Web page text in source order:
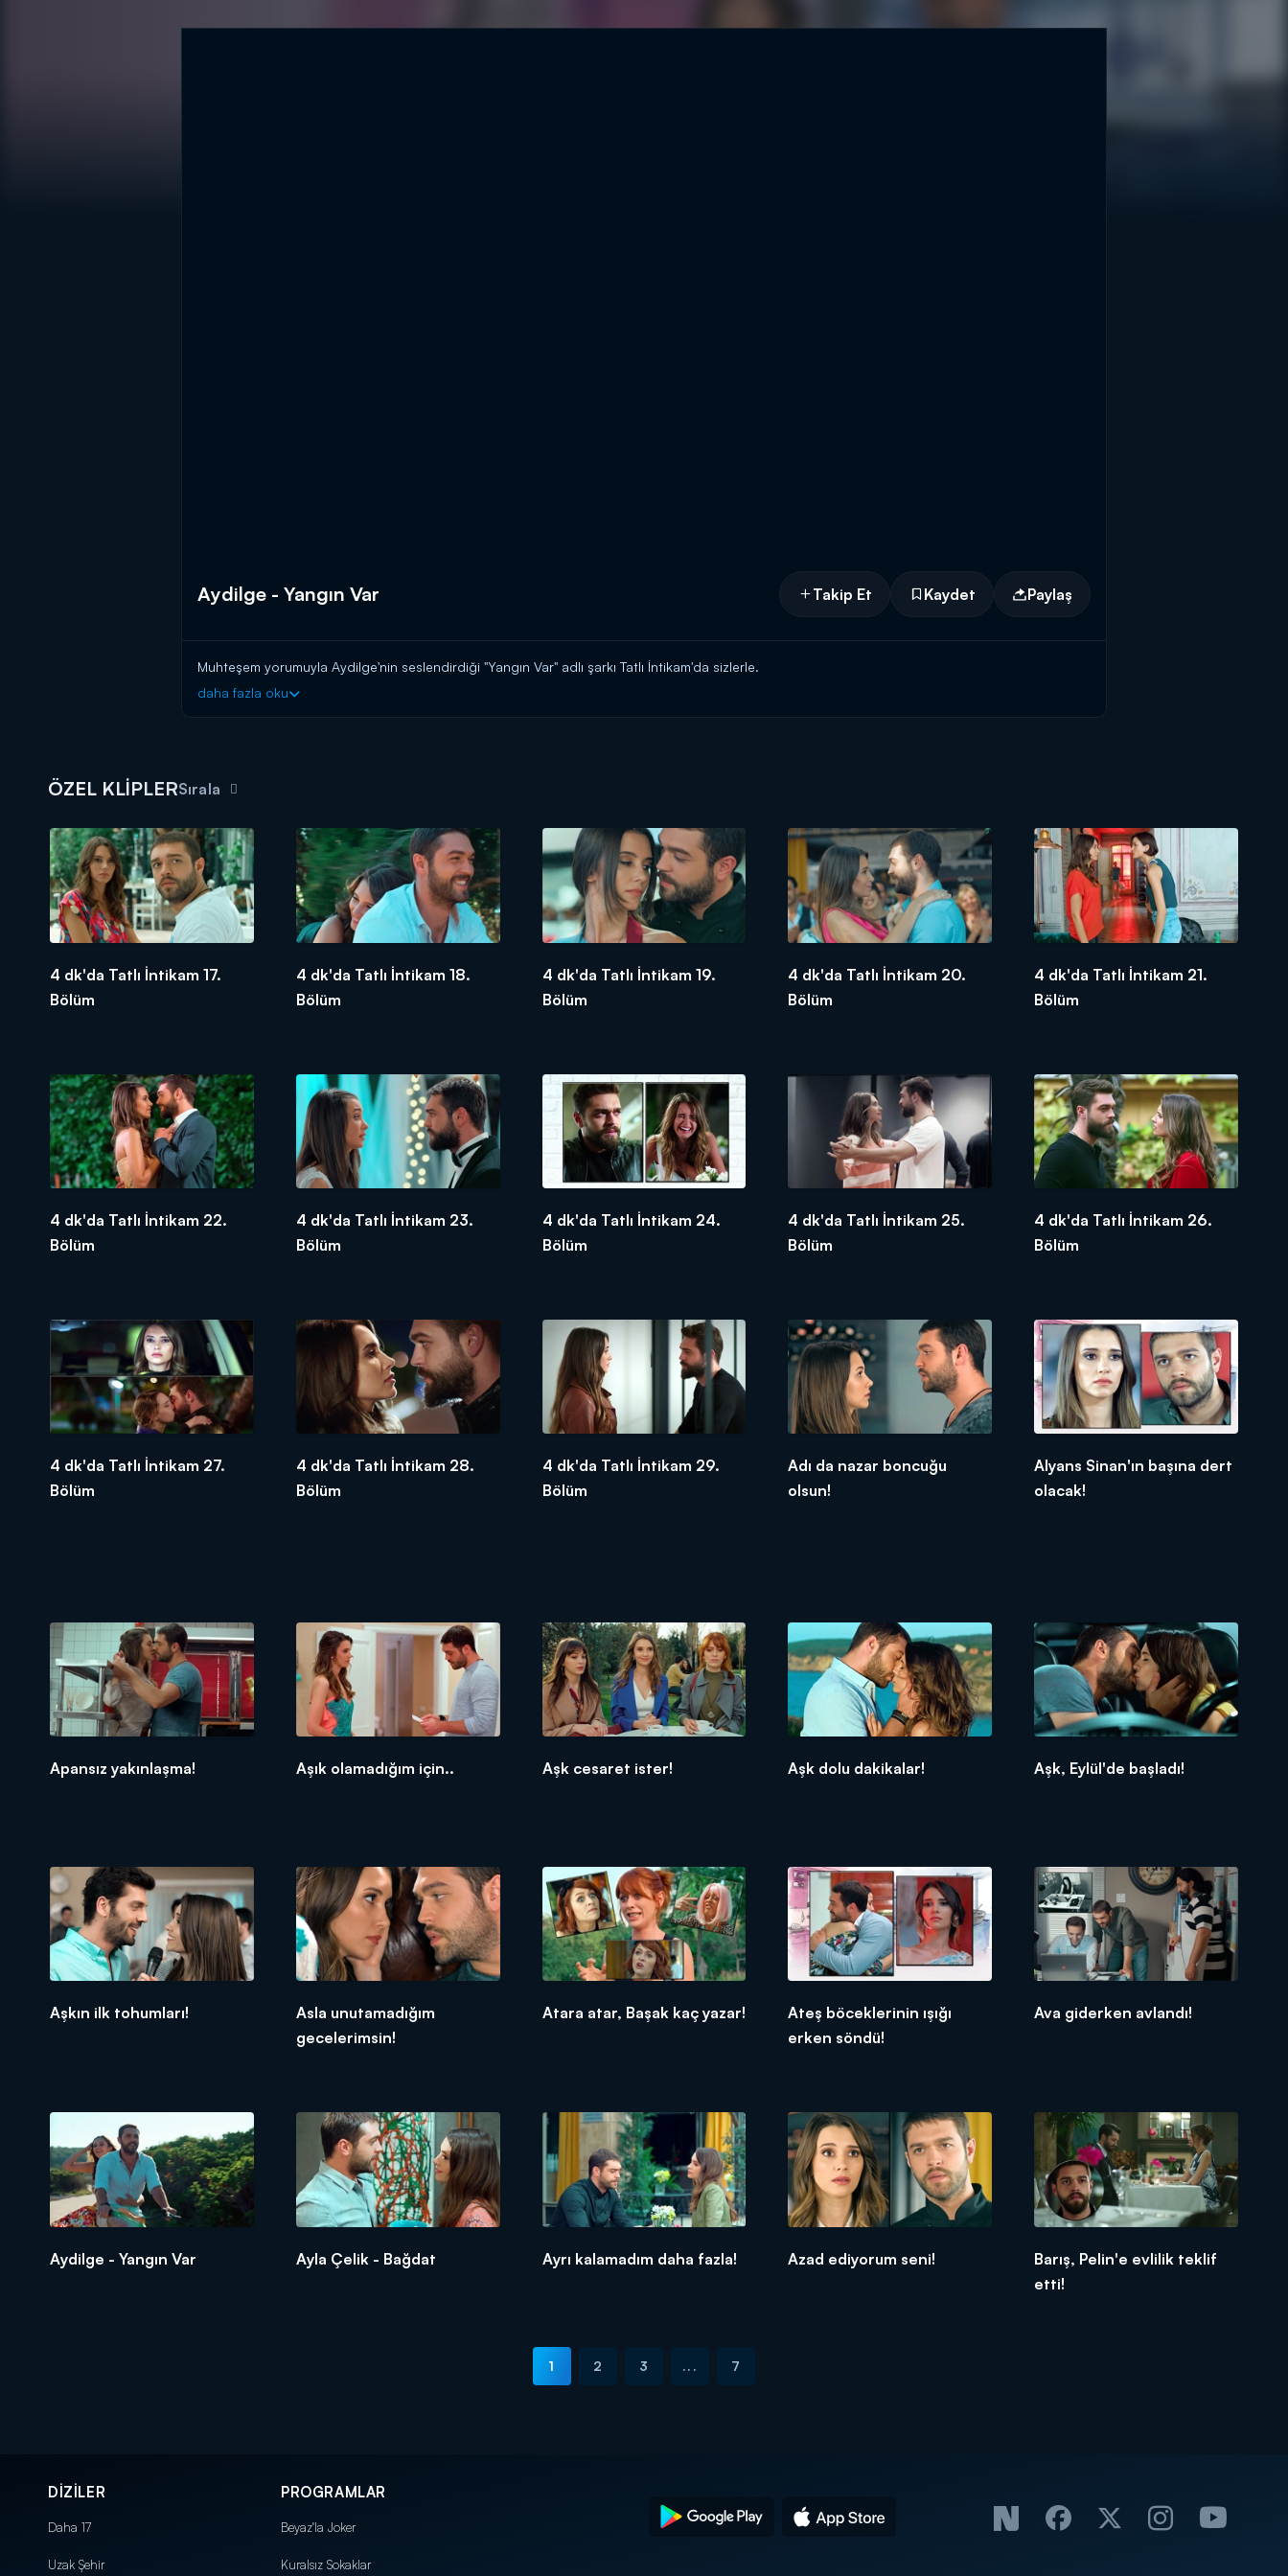
Aydilge - Yangın Var Takip Et Kaydet Paylaş
Muhteşem yorumuyla Aydilge'nin seslendirdiği "Yangın Var" adlı şarkı Tatlı İntikam'da sizlerle.
daha fazla oku
ÖZEL KLİPLERSırala
4 dk'da Tatlı İntikam 17.
Bölüm
4 dk'da Tatlı İntikam 18.
Bölüm
4 dk'da Tatlı İntikam 19.
Bölüm
4 dk'da Tatlı İntikam 20.
Bölüm
4 dk'da Tatlı İntikam 21.
Bölüm
4 dk'da Tatlı İntikam 22.
Bölüm
4 dk'da Tatlı İntikam 23.
Bölüm
4 dk'da Tatlı İntikam 24.
Bölüm
4 dk'da Tatlı İntikam 25.
Bölüm
4 dk'da Tatlı İntikam 26.
Bölüm
4 dk'da Tatlı İntikam 27.
Bölüm
4 dk'da Tatlı İntikam 28.
Bölüm
4 dk'da Tatlı İntikam 29.
Bölüm
Adı da nazar boncuğu
olsun!
Alyans Sinan'ın başına dert
olacak!
Apansız yakınlaşma! Aşık olamadığım için.. Aşk cesaret ister! Aşk dolu dakikalar! Aşk, Eylül'de başladı!
Aşkın ilk tohumları!
Asla unutamadığım
gecelerimsin!
Atara atar, Başak kaç yazar!
Ateş böceklerinin ışığı
erken söndü!
Ava giderken avlandı!
Aydilge - Yangın Var Ayla Çelik - Bağdat Ayrı kalamadım daha fazla! Azad ediyorum seni!
Barış, Pelin'e evlilik teklif
etti!
1 2 3 ... 7
DİZİLER
Daha 17
Uzak Şehir
PROGRAMLAR
Beyaz'la Joker
Kuralsız Sokaklar